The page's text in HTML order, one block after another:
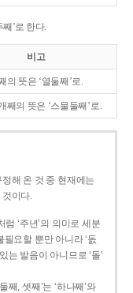
’로 한다.
비고
의 뜻은 ‘열둘째’로.
째의 뜻은 ‘스물둘째’로.
해 온 것 중 현재에는
것이다.
럼 ‘주년’의 의미로 세분
요할 뿐만 아니라 ‘돐
는 발음이 아니므로 ‘돌’
째, 셋째’는 ‘하나째’와